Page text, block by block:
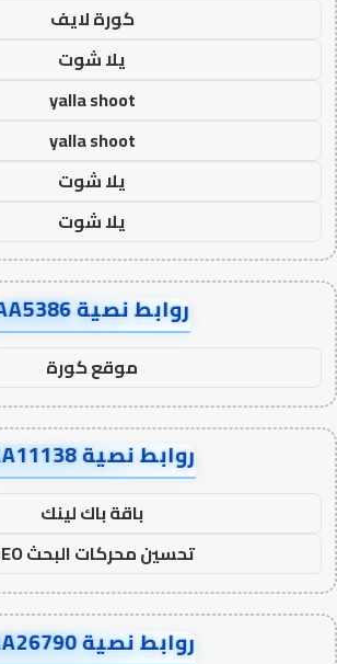
كورة لايف
يلا شوت
yalla shoot
yalla shoot
يلا شوت
يلا شوت
روابط نصية AA5386
موقع كورة
روابط نصية AA11138
باقة باك لينك
تحسين محركات البحث SEO
روابط نصية AA26790